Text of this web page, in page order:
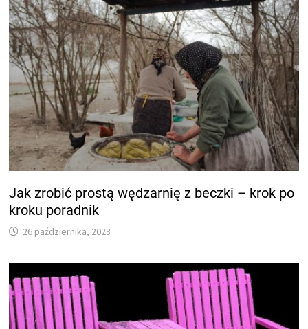
Jak zrobić prostą wędzarnię z beczki – krok po
kroku poradnik
26 października, 2023